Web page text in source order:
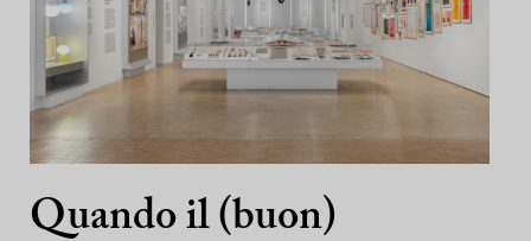
Quando il (buon)